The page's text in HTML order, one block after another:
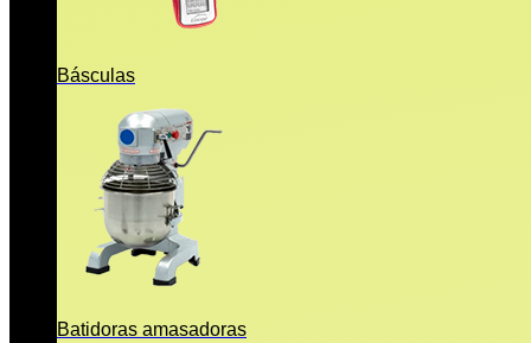
Básculas
Batidoras amasadoras